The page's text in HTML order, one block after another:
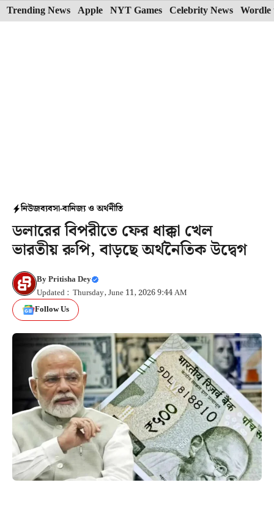
Skip
to
Trending News Apple NYT Games Celebrity News Wordle
নিউজব্যবসা-বানিজ্য ও অর্থনীতি
ডলারের বিপরীতে ফের ধাক্কা খেল
ভারতীয় রুপি, বাড়ছে অর্থনৈতিক উদ্বেগ
ByPritisha Dey
Updated : Thursday, June 11, 2026 9:44 AM
Follow Us